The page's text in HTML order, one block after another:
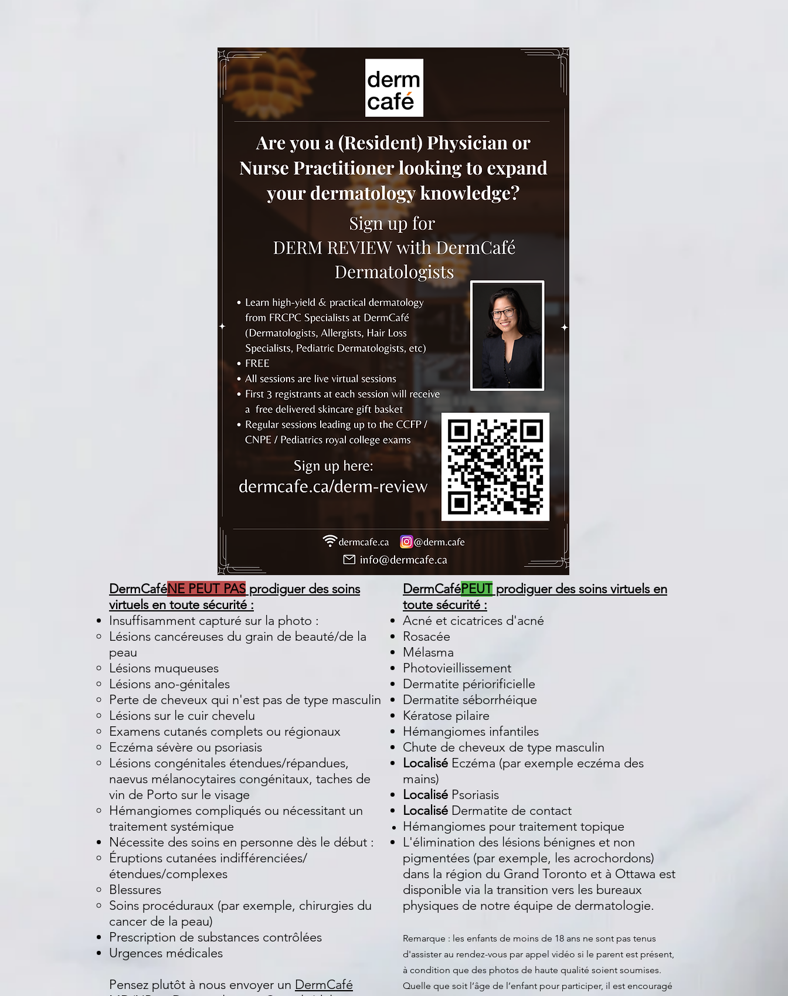
DermCaféNE PEUT PAS prodiguer des soins
virtuels en toute sécurité :
Insuffisamment capturé sur la photo :
Lésions cancéreuses du grain de beauté/de la
peau
Lésions muqueuses
Lésions ano-génitales
Perte de cheveux qui n'est pas de type masculin
Lésions sur le cuir chevelu
Examens cutanés complets ou régionaux
Eczéma sévère ou psoriasis
Lésions congénitales étendues/répandues,
naevus mélanocytaires congénitaux, taches de
vin de Porto sur le visage
Hémangiomes compliqués ou nécessitant un
traitement systémique
Nécessite des soins en personne dès le début :
Éruptions cutanées indifférenciées/
étendues/complexes
Blessures
Soins procéduraux (par exemple, chirurgies du
cancer de la peau)
Prescription de substances contrôlées
Urgences médicales
Pensez plutôt à nous envoyer un DermCafé
DermCaféPEUTprodiguer des soins virtuels en
toute sécurité :
Acné et cicatrices d'acné
Rosacée
Mélasma
Photovieillissement
Dermatite périorificielle
Dermatite séborrhéique
Kératose pilaire
Hémangiomes infantiles
Chute de cheveux de type masculin
Localisé Eczéma (par exemple eczéma des
mains)
Localisé Psoriasis
Localisé Dermatite de contact
Hémangiomes pour traitement topique
L'élimination des lésions bénignes et non
pigmentées (par exemple, les acrochordons)
dans la région du Grand Toronto et à Ottawa est
disponible via la transition vers les bureaux
physiques de notre équipe de dermatologie.
Remarque : les enfants de moins de 18 ans ne sont pas tenus
d'assister au rendez-vous par appel vidéo si le parent est présent,
à condition que des photos de haute qualité soient soumises.
Quelle que soit l’âge de l’enfant pour participer, il est encouragé